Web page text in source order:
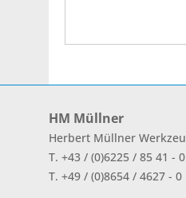
HM Müllner
Herbert Müllner
T. +43 / (0)6225 / 85 41 - 0
T. +49 / (0)8654 / 4627 - 0